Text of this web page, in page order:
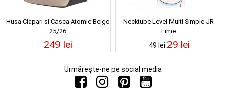
Husa Clapari si Casca Atomic Beige
25/26
249 lei
Necktube Level Multi Simple JR
Lime
49 lei29 lei
Urmărește-ne pe social media